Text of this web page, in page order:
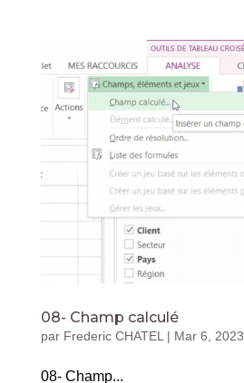
08- Champ calculé
par Frederic CHATEL | Mar 6, 2023
08- Champ...